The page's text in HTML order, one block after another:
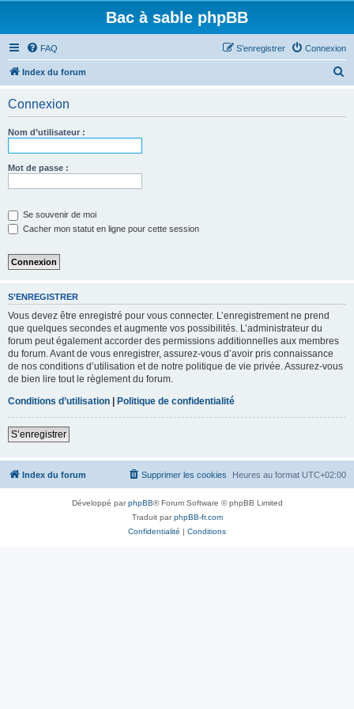
Bac à sable phpBB
FAQ Connexion
S’enregistrer
Index du forum
Connexion
Nom d’utilisateur :
Mot de passe :
Se souvenir de moi
Cacher mon statut en ligne pour cette session
S’ENREGISTRER
Vous devez être enregistré pour vous connecter. L’enregistrement ne prend
que quelques secondes et augmente vos possibilités. L’administrateur du
forum peut également accorder des permissions additionnelles aux membres
du forum. Avant de vous enregistrer, assurez-vous d’avoir pris connaissance
de nos conditions d’utilisation et de notre politique de vie privée. Assurez-vous
de bien lire tout le règlement du forum.
Conditions d’utilisation | Politique de confidentialité
S’enregistrer
Index du forum Heures au format UTC+02:00
Supprimer les cookies
Développé parphpBB® Forum Software © phpBB Limited
Traduit parphpBB-fr.com
Confidentialité | Conditions